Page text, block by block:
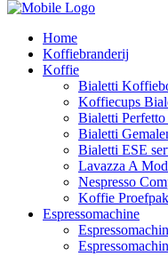
Home
Koffiebranderij
Koffie
Bialetti
Koffiecups
Bialetti
Bialetti
Bialetti ESE
Lavazza A
Nespresso
Koffie
Espressomachine